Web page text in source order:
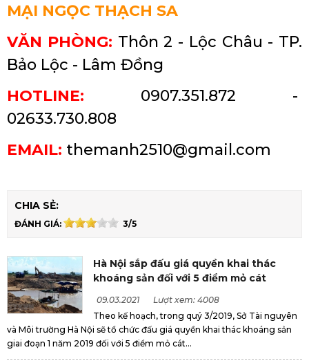
MẠI NGỌC THẠCH SA
VĂN PHÒNG: Thôn 2 - Lộc Châu - TP.
Bảo Lộc - Lâm Đồng
HOTLINE:
0907.351.872 -
02633.730.808
EMAIL: themanh2510@gmail.com
CHIA SẺ:
ĐÁNH GIÁ: 3/5
Hà Nội sắp đấu giá quyền khai thác
khoáng sản đối với 5 điểm mỏ cát
09.03.2021
Lượt xem: 4008
Theo kế hoạch, trong quý 3/2019, Sở Tài nguyên
và Môi trường Hà Nội sẽ tổ chức đấu giá quyền khai thác khoáng sản
giai đoạn 1 năm 2019 đối với 5 điểm mỏ cát...